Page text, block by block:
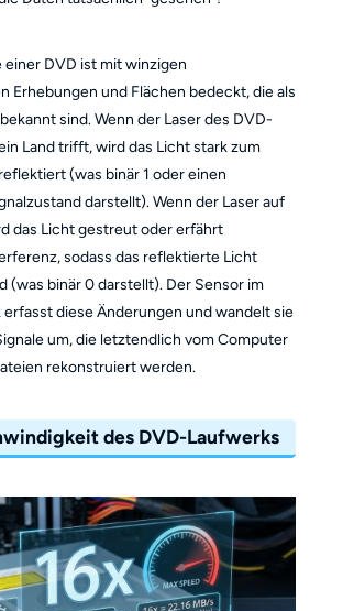
einer DVD ist mit winzigen
Erhebungen und Flächen bedeckt, die als
sind. Wenn der Laser des DVD-
Land trifft, wird das Licht stark zum
(was binär 1 oder einen
darstellt). Wenn der Laser auf
das Licht gestreut oder erfährt
sodass das reflektierte Licht
(was binär 0 darstellt). Der Sensor im
diese Änderungen und wandelt sie
um, die letztendlich vom Computer
rekonstruiert werden.
des DVD-Laufwerks